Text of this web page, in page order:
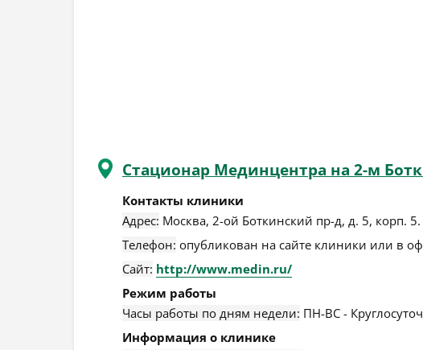
Стационар Мединцентра на 2-м
Контакты клиники
Адрес: Москва, 2-ой Боткинский пр-д, д. 5, корп. 5.
Телефон: опубликован на сайте клиники или в
Сайт: http://www.medin.ru/
Режим работы
Часы работы по дням недели: ПН-ВС -
Информация о клинике